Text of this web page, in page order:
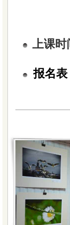
上课时
星期
报名表